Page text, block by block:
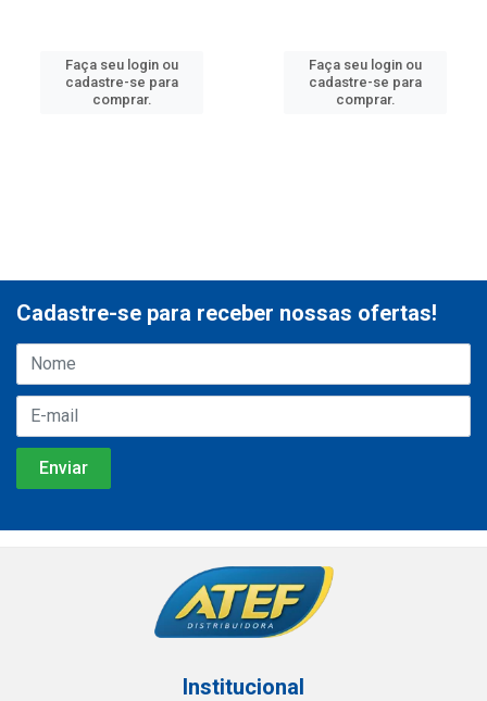
Faça seu login ou
cadastre-se para
comprar.
Faça seu login ou
cadastre-se para
comprar.
Cadastre-se para receber nossas ofertas!
Institucional